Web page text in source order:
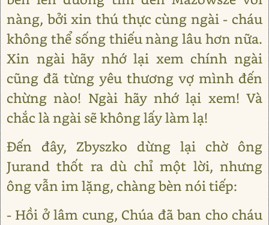
nàng, bởi xin thú thực cùng ngài - cháu
không thể sống thiếu nàng lâu hơn nữa.
Xin ngài hãy nhớ lại xem chính ngài
cũng đã từng yêu thương vợ mình đến
chừng nào! Ngài hãy nhớ lại xem! Và
chắc là ngài sẽ không lấy làm lạ!
Đến đây, Zbyszko dừng lại chờ ông
Jurand thốt ra dù chỉ một lời, nhưng
ông vẫn im lặng, chàng bèn nói tiếp:
- Hồi ở lâm cung, Chúa đã ban cho cháu